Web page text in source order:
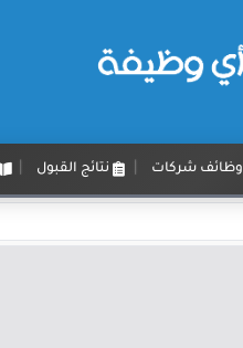
وظائف شركات نتائج القبول